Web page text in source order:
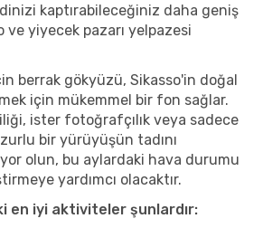
kaptırabileceğiniz daha geniş
yiyecek pazarı yelpazesi
berrak gökyüzü, Sikasso'in doğal
için mükemmel bir fon sağlar.
ister fotoğrafçılık veya sadece
bir yürüyüşün tadını
olun, bu aylardaki hava durumu
yardımcı olacaktır.
en iyi aktiviteler şunlardır: